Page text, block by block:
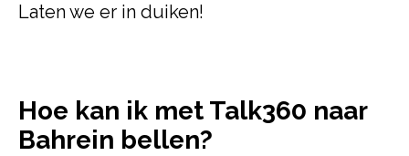
Laten we er in duiken!
Hoe kan ik met Talk360 naar
Bahrein bellen?